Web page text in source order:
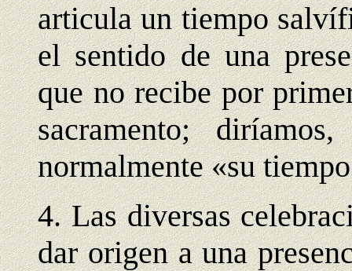
articula un tiempo
el sentido de una
que no recibe por
sacramento;
normalmente «su
4. Las diversas
dar origen a una